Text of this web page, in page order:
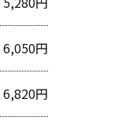
6,050円
6,820円